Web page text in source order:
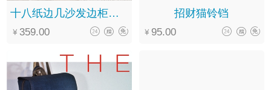
十八纸边几沙发边柜小茶几
359.00
招财猫铃铛
95.00